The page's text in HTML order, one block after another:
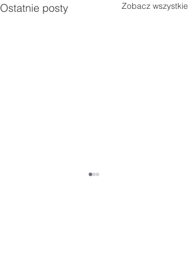
Ostatnie posty Zobacz wszystkie